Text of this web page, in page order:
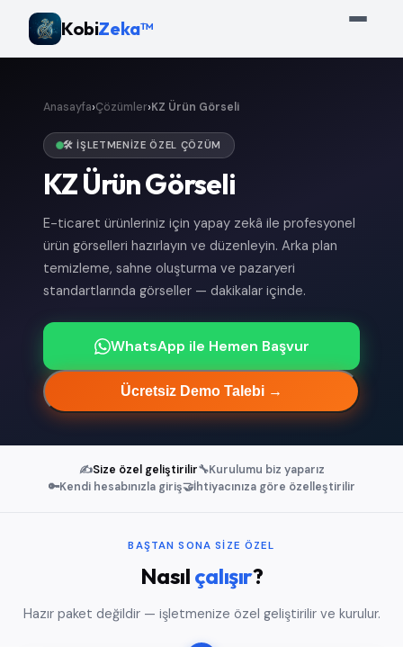
KobiZeka™
Anasayfa›Çözümler›KZ Ürün Görseli
🛠️ İŞLETMENIZE ÖZEL ÇÖZÜM
KZ Ürün Görseli
E-ticaret ürünleriniz için yapay zekâ ile profesyonel
ürün görselleri hazırlayın ve düzenleyin. Arka plan
temizleme, sahne oluşturma ve pazaryeri
standartlarında görseller — dakikalar içinde.
WhatsApp ile Hemen Başvur
Ücretsiz Demo Talebi →
✍️Size özel geliştirilir🔧Kurulumu biz yaparız
🔑Kendi hesabınızla giriş🤝İhtiyacınıza göre özelleştirilir
BAŞTAN SONA SIZE ÖZEL
Nasılçalışır?
Hazır paket değildir — işletmenize özel geliştirilir ve kurulur.